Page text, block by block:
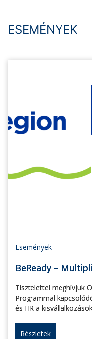
ESEMÉNYEK
Események
BeReady –
Tisztelettel meghívjuk
Programmal
és HR a
Részletek